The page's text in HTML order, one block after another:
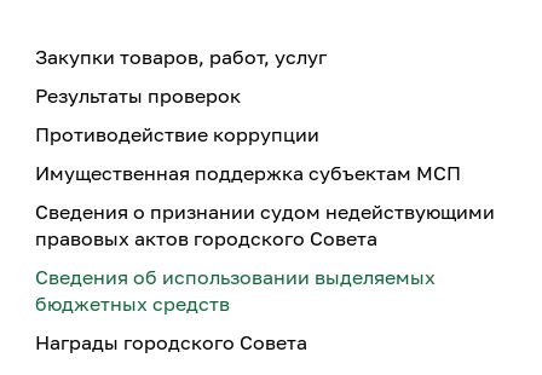
Закупки товаров, работ, услуг
Результаты проверок
Противодействие коррупции
Имущественная поддержка субъектам МСП
Сведения о признании судом недействующими
правовых актов городского Совета
Сведения об использовании выделяемых
бюджетных средств
Награды городского Совета